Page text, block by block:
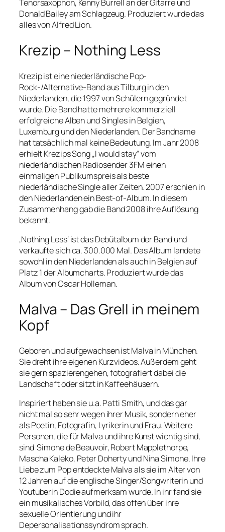
Tenorsaxophon, Kenny Burrell an der Gitarre und
Donald Bailey am Schlagzeug. Produziert wurde das
alles von Alfred Lion.
Krezip – Nothing Less
Krezip ist eine niederländische Pop-
Rock-/Alternative-Band aus Tilburg in den
Niederlanden, die 1997 von Schülern gegründet
wurde. Die Band hatte mehrere kommerziell
erfolgreiche Alben und Singles in Belgien,
Luxemburg und den Niederlanden. Der Bandname
hat tatsächlich mal keine Bedeutung. Im Jahr 2008
erhielt Krezips Song „I would stay“ vom
niederländischen Radiosender 3FM einen
einmaligen Publikumspreis als beste
niederländische Single aller Zeiten. 2007 erschien in
den Niederlanden ein Best-of-Album. In diesem
Zusammenhang gab die Band 2008 ihre Auflösung
bekannt.
‚Nothing Less‘ ist das Debütalbum der Band und
verkaufte sich ca. 300.000 Mal. Das Album landete
sowohl in den Niederlanden als auch in Belgien auf
Platz 1 der Albumcharts. Produziert wurde das
Album von Oscar Holleman.
Malva – Das Grell in meinem
Kopf
Geboren und aufgewachsen ist Malva in München.
Sie dreht ihre eigenen Kurzvideos. Außerdem geht
sie gern spazierengehen, fotografiert dabei die
Landschaft oder sitzt in Kaffeehäusern.
Inspiriert haben sie u.a. Patti Smith, und das gar
nicht mal so sehr wegen ihrer Musik, sondern eher
als Poetin, Fotografin, Lyrikerin und Frau. Weitere
Personen, die für Malva und ihre Kunst wichtig sind,
sind Simone de Beauvoir, Robert Mapplethorpe,
Mascha Kaléko, Peter Doherty und Nina Simone. Ihre
Liebe zum Pop entdeckte Malva als sie im Alter von
12 Jahren auf die englische Singer/Songwriterin und
Youtuberin Dodie aufmerksam wurde. In ihr fand sie
ein musikalisches Vorbild, das offen über ihre
sexuelle Orientierung und ihr
Depersonalisationssyndrom sprach.